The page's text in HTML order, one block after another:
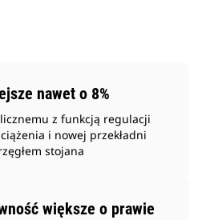
nawet o 8%
z funkcją regulacji
i nowej przekładni
stojana
większe o prawie